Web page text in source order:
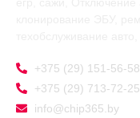
+375 (29) 151-56-58
+375 (29) 713-72-25
info@chip365.by